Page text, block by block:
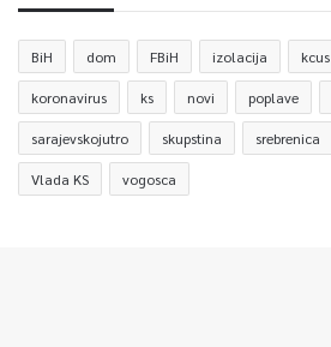
BiH dom FBiH izolacija kcus
koronavirus ks novi poplave
sarajevskojutro skupstina srebrenica
Vlada KS vogosca